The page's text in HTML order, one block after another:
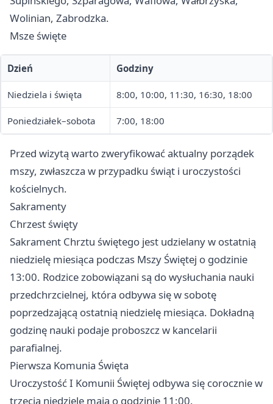
Wolinian, Zabrodzka.
Msze święte
Dzień Godziny
Niedziela i święta 8:00, 10:00, 11:30, 16:30, 18:00
Poniedziałek–sobota 7:00, 18:00
Przed wizytą warto zweryfikować aktualny porządek
mszy, zwłaszcza w przypadku świąt i uroczystości
kościelnych.
Sakramenty
Chrzest święty
Sakrament Chrztu świętego jest udzielany w ostatnią
niedzielę miesiąca podczas Mszy Świętej o godzinie
13:00. Rodzice zobowiązani są do wysłuchania nauki
przedchrzcielnej, która odbywa się w sobotę
poprzedzającą ostatnią niedzielę miesiąca. Dokładną
godzinę nauki podaje proboszcz w kancelarii
parafialnej.
Pierwsza Komunia Święta
Uroczystość I Komunii Świętej odbywa się corocznie w
trzecią niedzielę maja o godzinie 11:00.